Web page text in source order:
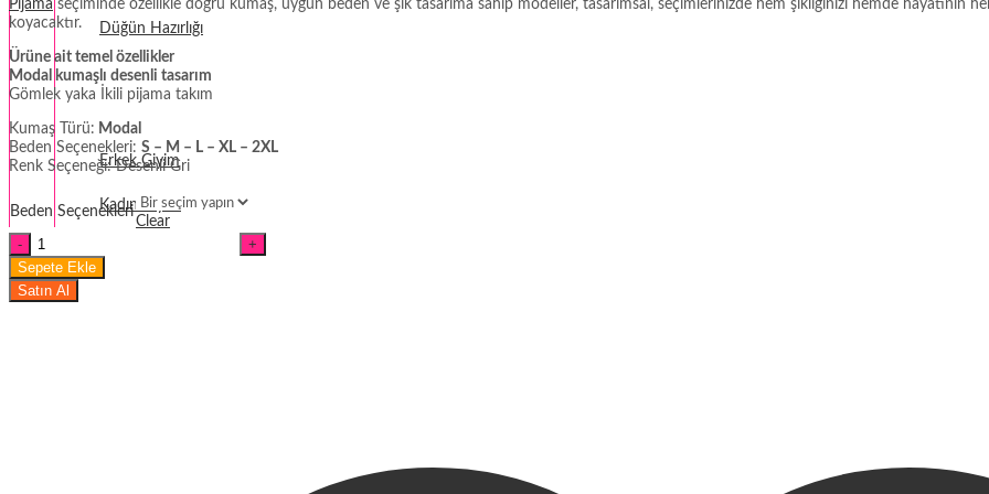
Düğün Hazırlığı
Fantezi
Erkek Giyim
Kadın Giyim
Pijama seçiminde özellikle doğru kumaş, uygun beden ve şık tasarıma sahip modeller, tasarımsal, seçimlerinizde hem şıklığınızı hemde hayatının
koyacaktır.
Ürüne ait temel özellikler
Modal kumaşlı desenli tasarım
Gömlek yaka İkili pijama takım
Kumaş Türü: Modal
Beden Seçenekleri: S – M – L – XL – 2XL
Renk Seçeneği: Desenli Gri
Beden Seçenekleri
Clear
Gömlek
Yaka
Düğmeli
Modal
Sepete Ekle
Satın Al